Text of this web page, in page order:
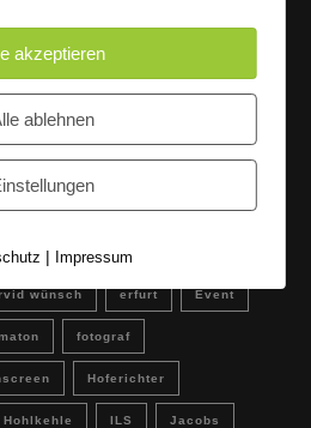
Studio [Sons Of Motion]
wünsch erfurt Event
fotograf
Hoferichter
Hohlkehle ILS Jacobs
akzeptieren
ablehnen
| Impressum